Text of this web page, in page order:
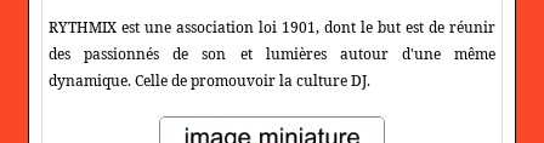
RYTHMIX est une association loi 1901, dont le but est de réunir
des passionnés de son et lumières autour d'une même
dynamique. Celle de promouvoir la culture DJ.